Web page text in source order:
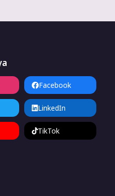
Facebook
LinkedIn
TikTok